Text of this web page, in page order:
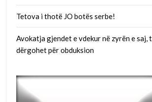
Tetova i thotë JO botës serbe!
Avokatja gjendet e vdekur në zyrën e saj,
dërgohet për obduksion